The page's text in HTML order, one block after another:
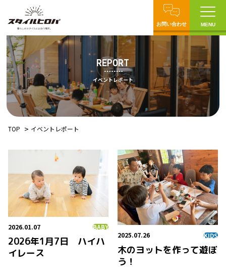
お問い合わせ MENU
REPORT
イベントレポート
TOP イベントレポート
2026.01.07 BABY
2026年1月7日 ハイハ
イレース
2025.07.26 KIDS
木のヨットを作って遊ぼ
う！